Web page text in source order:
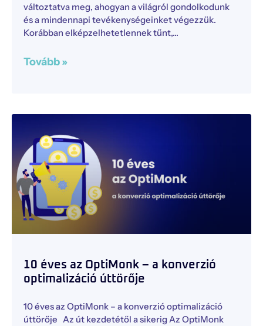
változtatva meg, ahogyan a világról gondolkodunk
és a mindennapi tevékenységeinket végezzük.
Korábban elképzelhetetlennek tűnt,
Tovább »
10 éves az OptiMonk – a konverzió
optimalizáció úttörője
10 éves az OptiMonk – a konverzió optimalizáció
úttörője Az út kezdetétől a sikerig Az OptiMonk